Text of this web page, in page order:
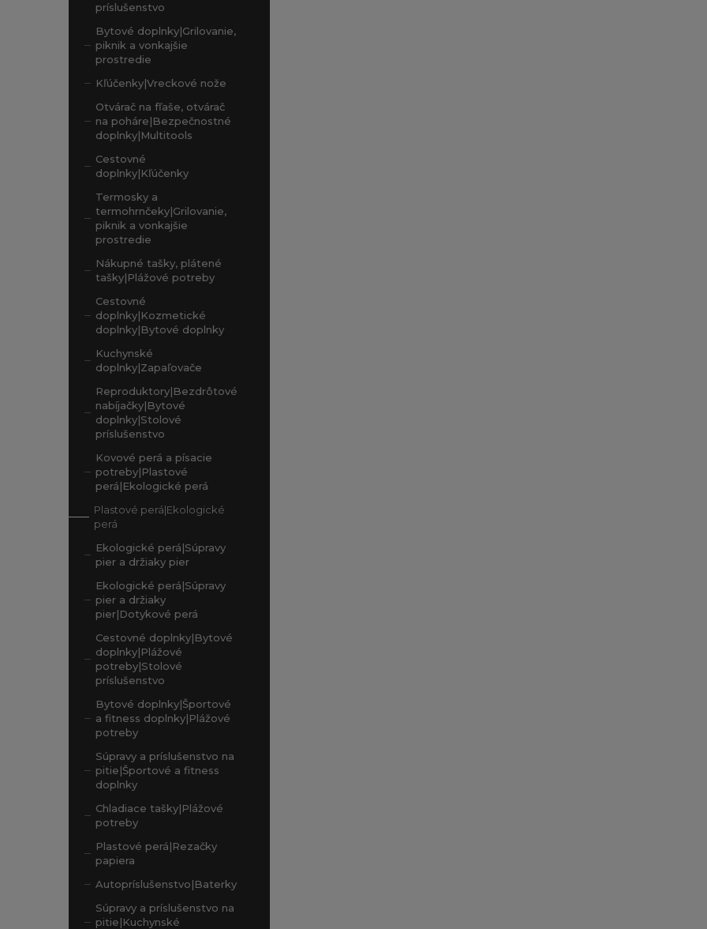
príslušenstvo
Bytové doplnky|Grilovanie,
piknik a vonkajšie
prostredie
Kľúčenky|Vreckové nože
Otvárač na fľaše, otvárač
na poháre|Bezpečnostné
doplnky|Multitools
Cestovné
doplnky|Kľúčenky
Termosky a
termohrnčeky|Grilovanie,
piknik a vonkajšie
prostredie
Nákupné tašky, plátené
tašky|Plážové potreby
Cestovné
doplnky|Kozmetické
doplnky|Bytové doplnky
Kuchynské
doplnky|Zapaľovače
Reproduktory|Bezdrôtové
nabíjačky|Bytové
doplnky|Stolové
príslušenstvo
Kovové perá a písacie
potreby|Plastové
perá|Ekologické perá
Plastové perá|Ekologické
perá
Ekologické perá|Súpravy
pier a držiaky pier
Ekologické perá|Súpravy
pier a držiaky
pier|Dotykové perá
Cestovné doplnky|Bytové
doplnky|Plážové
potreby|Stolové
príslušenstvo
Bytové doplnky|Športové
a fitness doplnky|Plážové
potreby
Súpravy a príslušenstvo na
pitie|Športové a fitness
doplnky
Chladiace tašky|Plážové
potreby
Plastové perá|Rezačky
papiera
Autopríslušenstvo|Baterky
Súpravy a príslušenstvo na
pitie|Kuchynské